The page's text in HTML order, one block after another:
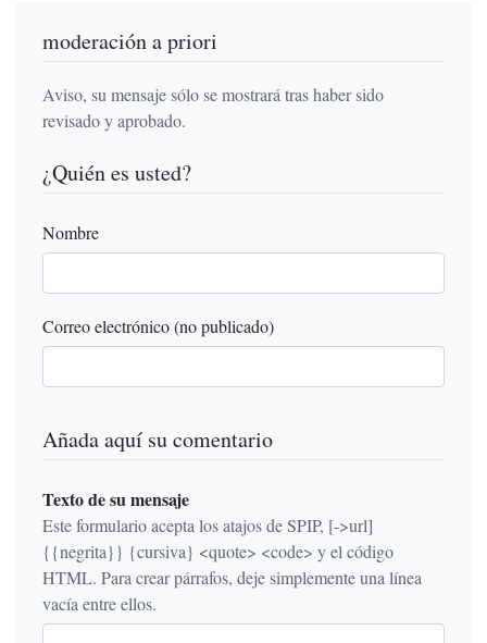
moderación a priori
Aviso, su mensaje sólo se mostrará tras haber sido
revisado y aprobado.
¿Quién es usted?
Nombre
Correo electrónico (no publicado)
Añada aquí su comentario
Texto de su mensaje
Este formulario acepta los atajos de SPIP, [->url]
{{negrita}} {cursiva} <quote> <code> y el código
HTML. Para crear párrafos, deje simplemente una línea
vacía entre ellos.